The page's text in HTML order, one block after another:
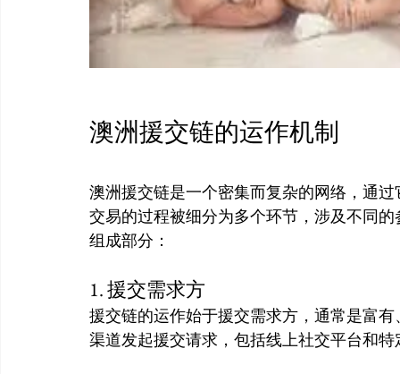
澳洲援交链的运作机制
澳洲援交链是一个密集而复杂的网络，通
交易的过程被细分为多个环节，涉及不同
组成部分：
1. 援交需求方
援交链的运作始于援交需求方，通常是富
渠道发起援交请求，包括线上社交平台和